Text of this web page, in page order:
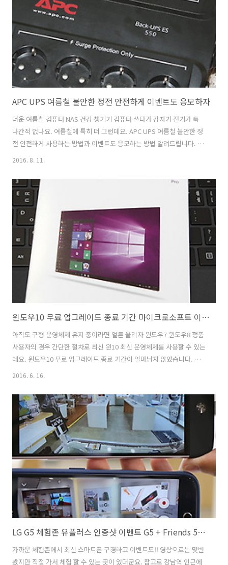
http://promotion.gmarket.co.kr/planview/plan.asp?sid=146371
위 이벤트 링..
APC UPS 여름철 불안한 정전 안전하게 이벤트도 응모하자
더운 여름철 컴퓨터 NAS 건강 챙기기 컴퓨터 쓰다가 갑자기 전기가 툭
나간적 없나요. 여름철에 특히 더 그런데요. APC UPS 여름철 불안한 정
전 안전하게 사용하는 방법과 이벤트도 응모하는 방법 알려드립니다. 컴
퓨터나 NAS 또는 전문적인 기기 경우 전원이 불안정하면 위험한데요. 중
용하면 가정집에서도 또는 회사에서도 안전하게 기기를 보호할 수 있는
데요. 저 역시도 사용 중 인데요. 컴퓨터를 짧게는 몇분 길게는 10분 이상
전원이 없는 상태로도 꺼지지 않게 유지시켜 줍니다. APC UPS 여름철
불안한 정전 안전하게 이벤트도 응모하자 순간적으로 정전이 되더라도
심하게 타격받는 장비들이 있습니다. 컴퓨터가 그렇죠. 중요한 문서작업
..
2016. 8. 11.
윈도우10 무료 업그레이드 종료 기간 마이크로소프트 이벤트
아직도 구형 운영체제 유지 중이라면 얼른 올리자 윈도우7 윈도우8 정품
사용자의 경우 간단한 절차로 최신 윈10 최신 운영체제를 사용할 수 있는
데요. 윈도우10 무료 업그레이드 종료 기간이 얼마남지 않았습니다. 곧
은 글을 적어왔는데요. 정책관련해서 전화문의도 많이 받았죠. 윈도우10
무료 업그레이드에 대해서 가장 많이 질문을 받았던 부분은 지금 쓰고 있
는 운영체제에서 윈10으로 바로 쓸 수 있는지에 대한 부분과 호환성에 대
한 질문이었는데요. 엄밀히 이야기하면 무료 업그레이드는 아닙니다. 기
존 운영체제 (윈7, 윈8)이 정품인 사용자에 한해서 MS에서 업그레이..
2016. 6. 16.
LG G5 체험존 유플러스 인증샷 이벤트 G5 + Friends 5종 받자
가까운 체험존에서 최신 스마트폰 구경하고 이벤트도!! 영상으로는 몇번
봤지만 직접 가서 체험 할 수 있는 곳이 있더군요. 참고로 강남역 인근에